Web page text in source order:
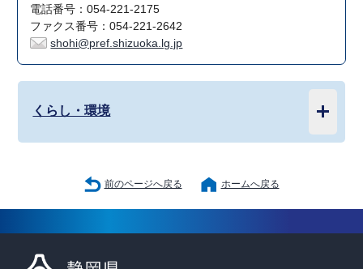
電話番号：054-221-2175
ファクス番号：054-221-2642
shohi@pref.shizuoka.lg.jp
くらし・環境
前のページへ戻る ホームへ戻る